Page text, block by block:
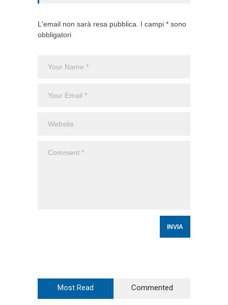
L'email non sarà resa pubblica. I campi * sono
obbligatori
Most Read Commented